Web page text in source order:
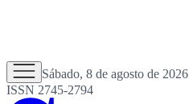
Sábado, 8 de agosto de 2026
ISSN 2745-2794